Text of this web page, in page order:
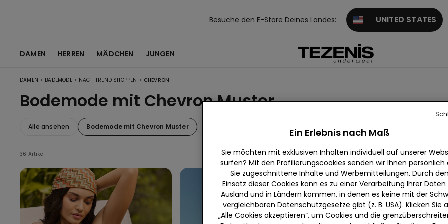
Besuche den E-Store Deines Landes: UNITED STATES
DAMEN HERREN MÄDCHEN JUNGEN
DAMEN > BADEMODE > NACH TREND SHOPPEN > CHEVRON
Bodemode mit Chevron Muster
Alle ansehen Bodemode mit Chevron Muster
36 Artikel
Ein Erlebnis nach Maß
Sie möchten mit exklusiven Inhalten individuell auf unserer
surfen? Mit den Profilierungscookies senden wir Ihnen persönlich
Sie zugeschnittene Inhalte und Werbemitteilungen. Durch
Einsatz dieser Cookies kann es zu einer Verarbeitung Ihrer
Ausland und in Ländern kommen, in denen es keine mit der
vergleichbaren Datenschutzgesetze gibt (z. B. USA). Klicken Sie
„Alle Cookies akzeptieren“, um Cookies und die